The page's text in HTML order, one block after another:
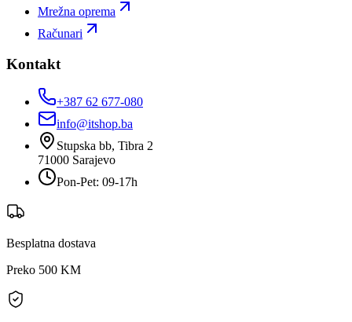
Mrežna oprema
Računari
Kontakt
+387 62 677-080
info@itshop.ba
Stupska bb, Tibra 2
71000 Sarajevo
Pon-Pet: 09-17h
Besplatna dostava
Preko 500 KM